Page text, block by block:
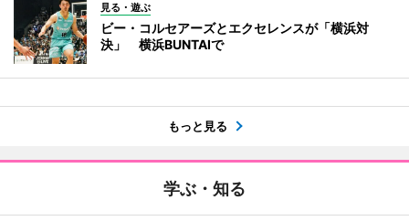
見る・遊ぶ
ビー・コルセアーズとエクセレンスが「横浜対
決」 横浜BUNTAIで
もっと見る
学ぶ・知る